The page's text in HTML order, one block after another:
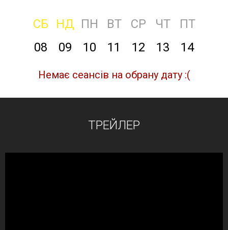
СБ НД ПН ВТ СР ЧТ
ПТ
08
09 10 11 12 13 14
Немає сеансів на обрану дату :(
ТРЕЙЛЕР